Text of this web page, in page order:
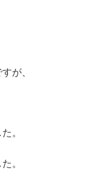
が、
。
。